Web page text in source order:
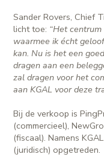
Sander Rovers, Chief
licht toe: “Het
waarmee ik écht
kan. Nu is het een
dragen aan een
zal dragen voor het
aan KGAL voor deze
Bij de verkoop is
(commercieel),
(fiscaal). Namens
(juridisch) opgetreden.